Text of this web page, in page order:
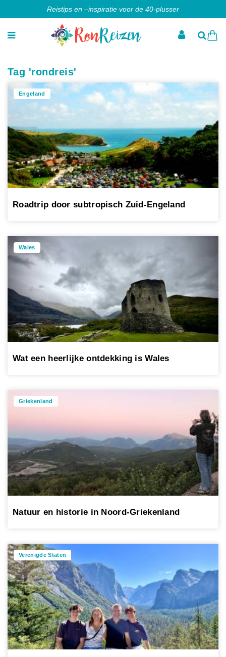
Reistips en –inspiratie voor de 40-plusser
Tag 'rondreis'
Engeland
Roadtrip door subtropisch Zuid-Engeland
Wales
Wat een heerlijke ontdekking is Wales
Griekenland
Natuur en historie in Noord-Griekenland
Verenigde Staten